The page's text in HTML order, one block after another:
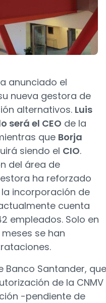
anunciado el
nueva gestora de
alternativos. Luis
será el CEO de la
que Borja
siendo el CIO.
del área de
ha reforzado
incorporación de
cuenta
empleados. Solo en
se han
Banco Santander, que
de la CNMV
-pendiente de